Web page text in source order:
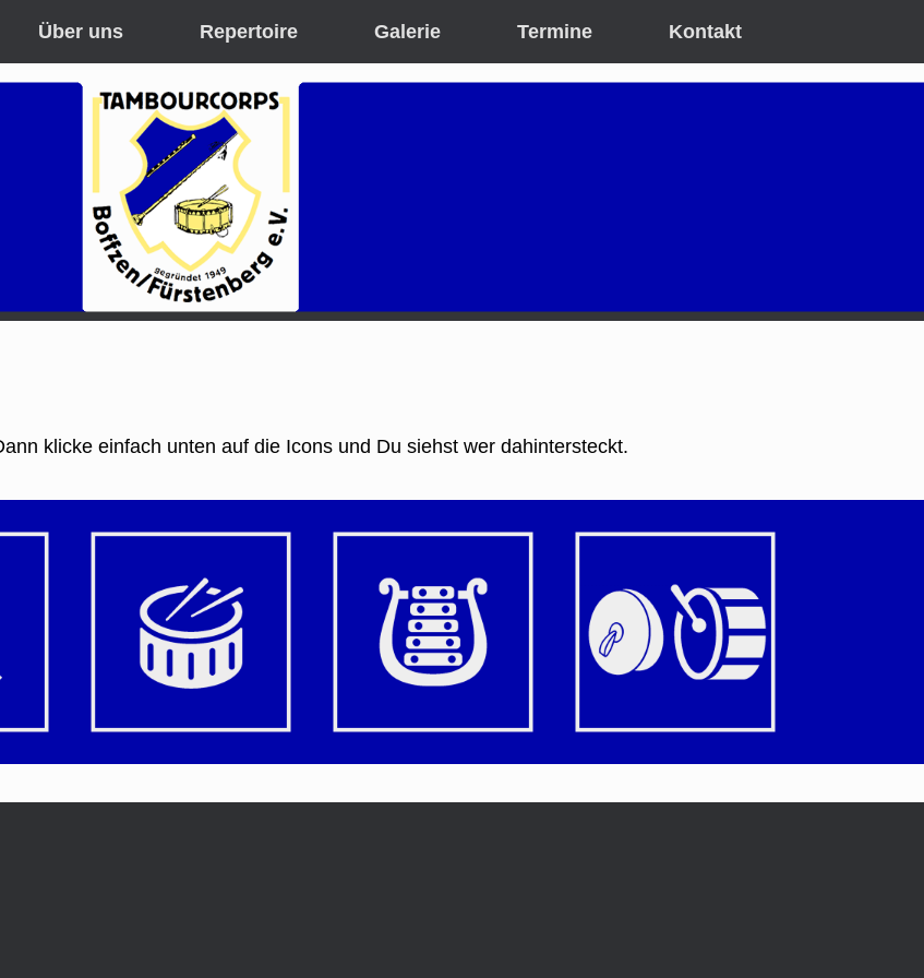
Über uns Repertoire Galerie Termine Kontakt
klicke einfach unten auf die Icons und Du siehst wer dahintersteckt.